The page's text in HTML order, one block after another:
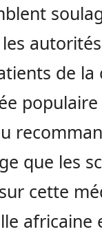
de la
que les
cette
africaine